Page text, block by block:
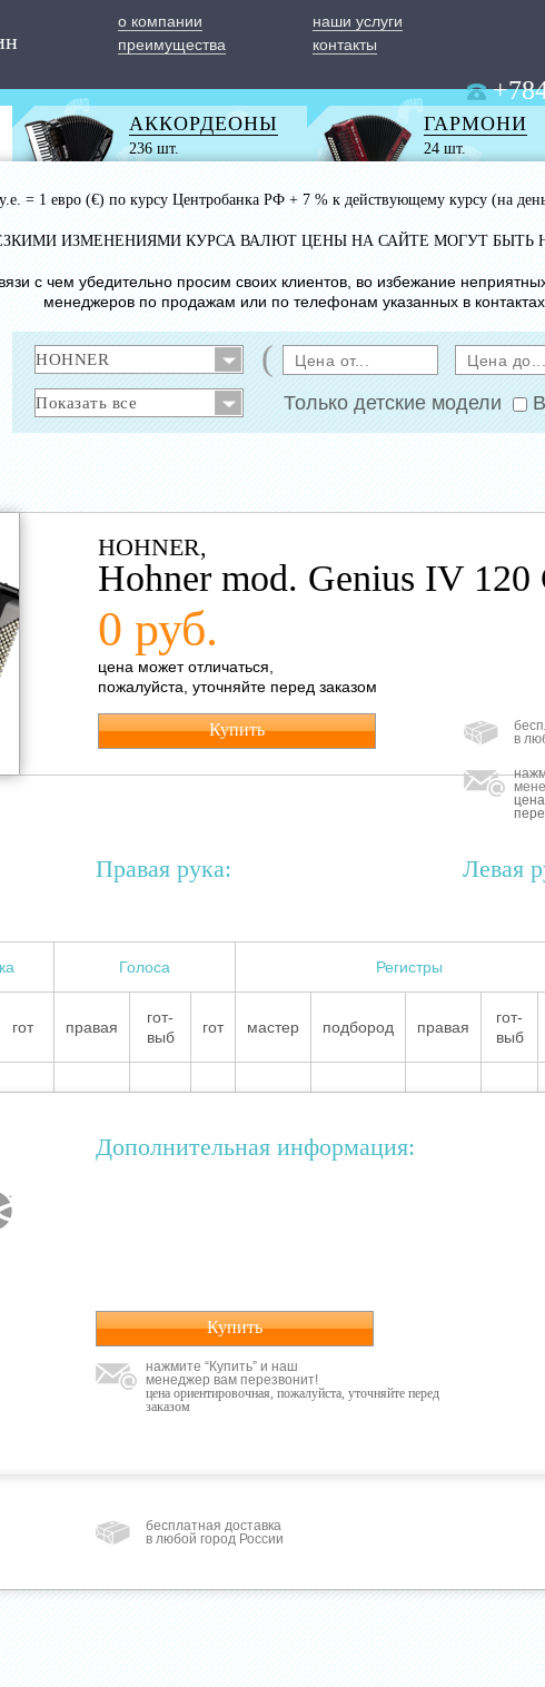
о компании
наши услуги
преимущества
контакты
АККОРДЕОНЫ
236 шт.
ГАРМОНИ
24 шт.
= 1 евро (€) по курсу Центробанка РФ + 7 % к действующему курсу (на
ИЗМЕНЕНИЯМИ КУРСА ВАЛЮТ ЦЕНЫ НА САЙТЕ МОГУТ БЫТЬ
с чем убедительно просим своих клиентов, во избежание
менеджеров по продажам или по телефонам указанных в
(
Только детские модели
HOHNER,
Hohner mod. Genius IV 120
0 руб.
цена может отличаться,
пожалуйста, уточняйте перед заказом
Купить
в
Правая рука: Левая
Голоса Регистры
гот правая
гот-
выб
гот мастер подбород правая
гот-
выб
Дополнительная информация:
Купить
нажмите “Купить” и наш
менеджер вам перезвонит!
цена ориентировочная, пожалуйста, уточняйте перед
заказом
бесплатная доставка
в любой город России